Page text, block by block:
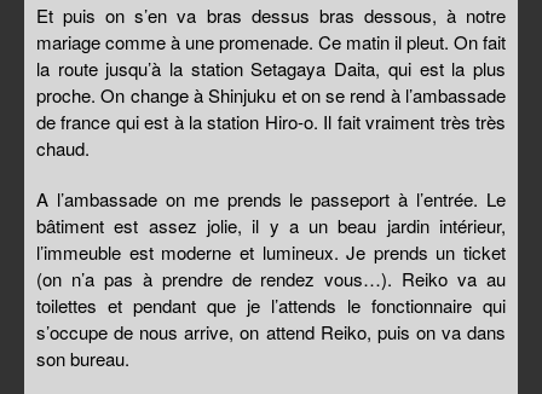
Et puis on s’en va bras dessus bras dessous, à notre
mariage comme à une promenade. Ce matin il pleut. On fait
la route jusqu’à la station Setagaya Daita, qui est la plus
proche. On change à Shinjuku et on se rend à l’ambassade
de france qui est à la station Hiro-o. Il fait vraiment très très
chaud.
A l’ambassade on me prends le passeport à l’entrée. Le
bâtiment est assez jolie, il y a un beau jardin intérieur,
l’immeuble est moderne et lumineux. Je prends un ticket
(on n’a pas à prendre de rendez vous…). Reiko va au
toilettes et pendant que je l’attends le fonctionnaire qui
s’occupe de nous arrive, on attend Reiko, puis on va dans
son bureau.